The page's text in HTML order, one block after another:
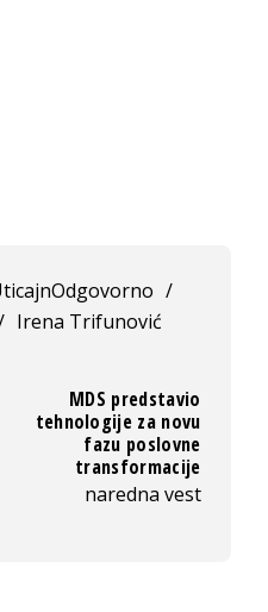
/
Irena Trifunović
MDS predstavio
tehnologije za novu
fazu poslovne
transformacije
naredna vest